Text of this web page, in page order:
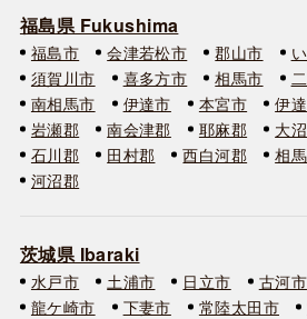
福島県 Fukushima
福島市 会津若松市 郡山市
須賀川市
喜多方市 相馬市
南相馬市
伊達市 本宮市 伊
岩瀬郡
南会津郡 耶麻郡 大
石川郡
田村郡 西白河郡 相
河沼郡
茨城県 Ibaraki
水戸市 土浦市 日立市 古河市
龍ケ崎市
下妻市 常陸太田市